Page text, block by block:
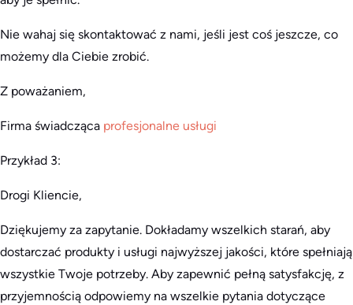
Nie wahaj się skontaktować z nami, jeśli jest coś jeszcze, co
możemy dla Ciebie zrobić.
Z poważaniem,
Firma świadcząca profesjonalne usługi
Przykład 3:
Drogi Kliencie,
Dziękujemy za zapytanie. Dokładamy wszelkich starań, aby
dostarczać produkty i usługi najwyższej jakości, które spełniają
wszystkie Twoje potrzeby. Aby zapewnić pełną satysfakcję, z
przyjemnością odpowiemy na wszelkie pytania dotyczące